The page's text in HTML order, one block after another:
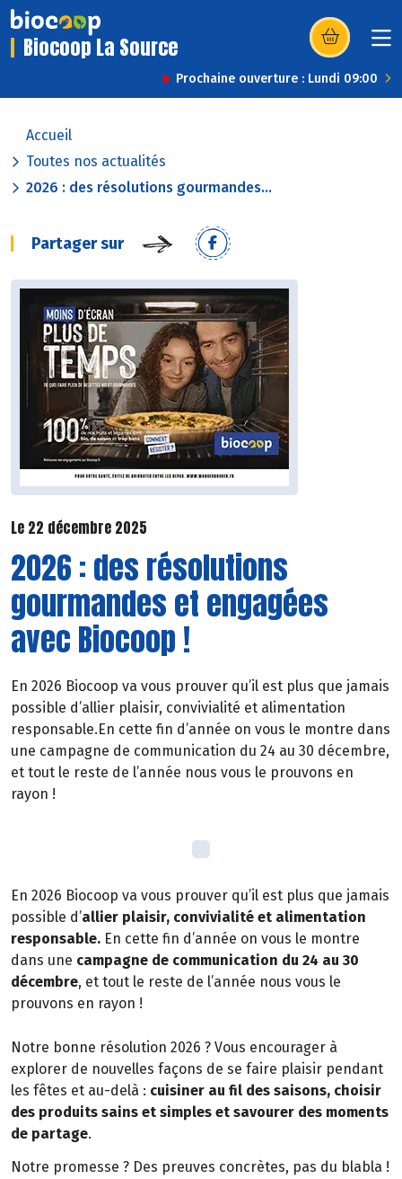
Biocoop La Source (s’ouvre dans
Prochaine ouverture : Lundi 09:00
Accueil
Toutes nos actualités
2026 : des résolutions gourmandes...
Partager sur
Le 22 décembre 2025
2026 : des résolutions
gourmandes et engagées
avec Biocoop !
En 2026 Biocoop va vous prouver qu’il est plus que jamais
possible d’allier plaisir, convivialité et alimentation
responsable.En cette fin d’année on vous le montre dans
une campagne de communication du 24 au 30 décembre,
et tout le reste de l’année nous vous le prouvons en
rayon !
En 2026 Biocoop va vous prouver qu’il est plus que jamais
possible d’allier plaisir, convivialité et alimentation
responsable. En cette fin d’année on vous le montre
dans une campagne de communication du 24 au 30
décembre, et tout le reste de l’année nous vous le
prouvons en rayon !
Notre bonne résolution 2026 ? Vous encourager à
explorer de nouvelles façons de se faire plaisir pendant
les fêtes et au-delà : cuisiner au fil des saisons, choisir
des produits sains et simples et savourer des moments
de partage.
Notre promesse ? Des preuves concrètes, pas du blabla !